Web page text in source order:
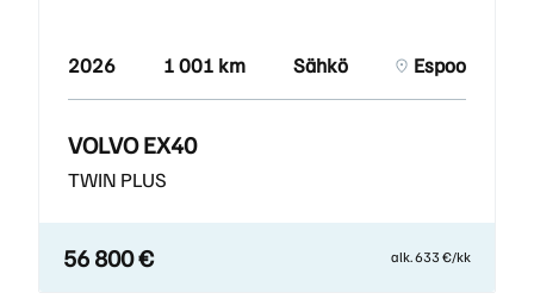
2026 1 001 km Sähkö Espoo
VOLVO EX40
TWIN PLUS
56 800 € alk. 633 €/kk